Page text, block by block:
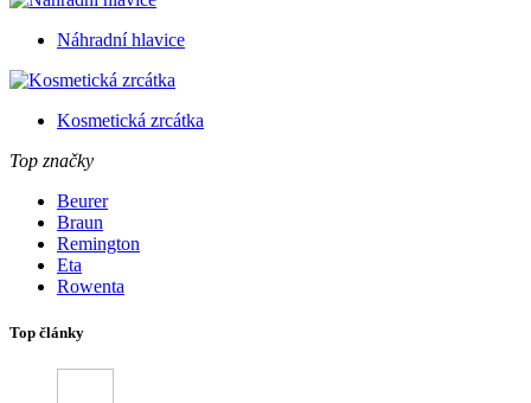
Náhradní hlavice
Kosmetická zrcátka
Top značky
Beurer
Braun
Remington
Eta
Rowenta
Top články